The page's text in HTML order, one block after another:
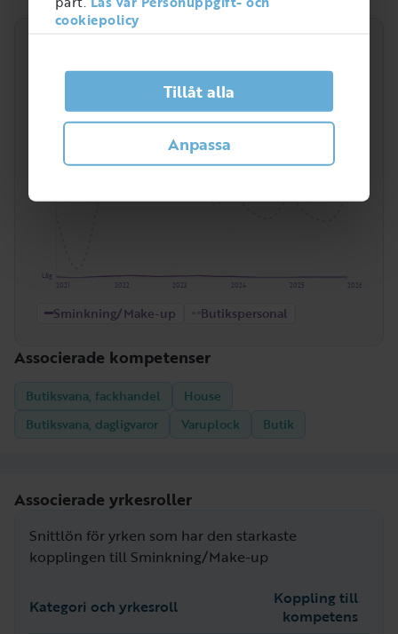
cookiepolicy
Tillåt alla
Anpassa
Efterfrågan över tid för kompetensen
Sminkning/Make-up. Här jämfört med hela
yrkesgruppenButikspersonal.
Låg
2026
2025
2024
2023
2022
2021
Sminkning/Make-up Butikspersonal
Associerade kompetenser
Butiksvana, fackhandel
House
Butiksvana, dagligvaror
Varuplock Butik
Associerade yrkesroller
Snittlön för yrken som har den starkaste
kopplingen till Sminkning/Make-up
Kategori och yrkesroll
Koppling till
kompetens